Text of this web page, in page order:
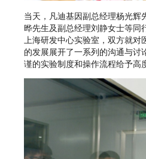
当天，凡迪基因副总经理杨光辉
晔先生及副总经理刘静女士等同
上海研发中心实验室，双方就
的发展展开了一系列的沟通与讨
谨的实验制度和操作流程给予高